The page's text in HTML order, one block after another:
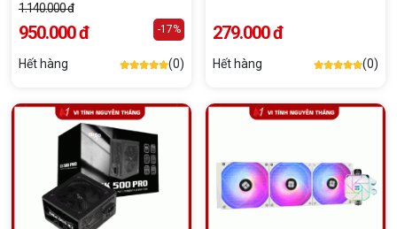
1.140.000 đ
950.000 đ -17%
Hết hàng (0)
279.000 đ
Hết hàng (0)